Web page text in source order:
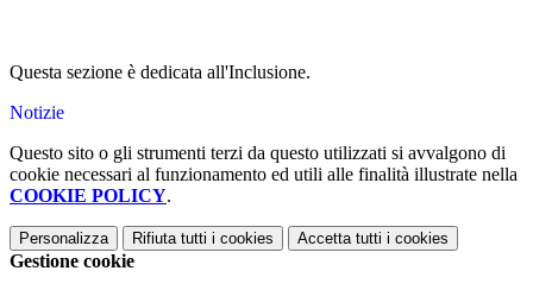
Questa sezione è dedicata all'Inclusione.
Notizie
Questo sito o gli strumenti terzi da questo utilizzati si avvalgono di
cookie necessari al funzionamento ed utili alle finalità illustrate nella
COOKIE POLICY.
Personalizza Rifiuta tutti i cookies Accetta tutti i cookies
Gestione cookie